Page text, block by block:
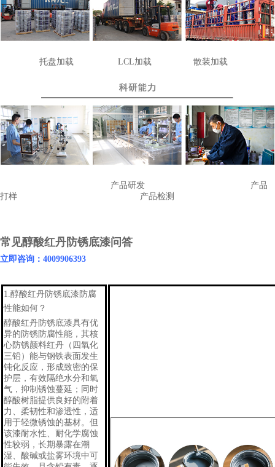
托盘加载 LCL加载 散装加载
产品研发
产品
打样
产品检测
常见醇酸红丹防锈底漆问答
立即咨询：4009906393
1.醇酸红丹防锈底漆 防腐
性能如何？
醇酸红丹防锈底漆具有优
异的防锈防腐性能，其核
心防锈颜料红丹（四氧化
三铅）能与钢铁表面发生
钝化反应，形成致密的保
护层，有效隔绝水分和氧
气，抑制锈蚀蔓延；同时
醇酸树脂提供良好的附着
力、柔韧性和渗透性，适
用于轻微锈蚀的基材。但
该漆耐水性、耐化学腐蚀
性较弱，长期暴露在潮
湿、酸碱或盐雾环境中可